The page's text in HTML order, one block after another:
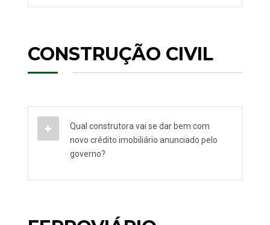
CONSTRUÇÃO CIVIL
Qual construtora vai se dar bem com
novo crédito imobiliário anunciado pelo
governo?